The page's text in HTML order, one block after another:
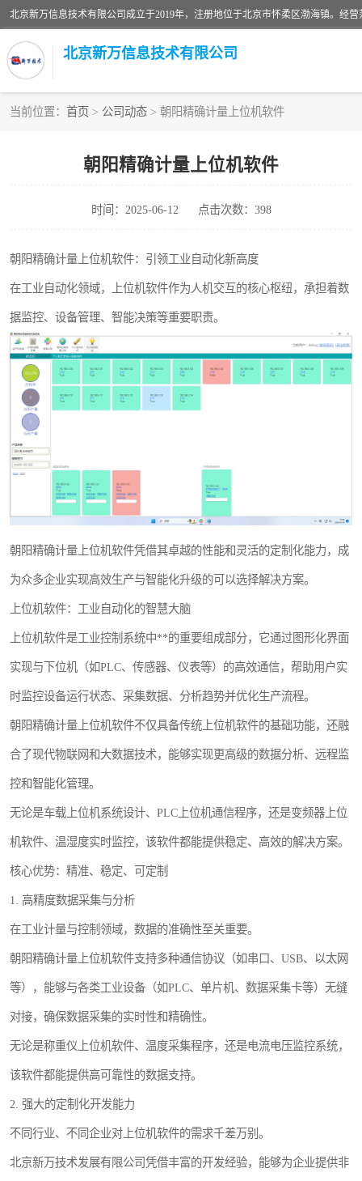
北京新万信息技术有限公司
当前位置： 首页 > 公司动态 > 朝阳精确计量上位机软件
朝阳精确计量上位机软件
时间：2025-06-12 点击次数：398
朝阳精确计量上位机软件：引领工业自动化新高度
在工业自动化领域，上位机软件作为人机交互的核心枢纽，承担着数
据监控、设备管理、智能决策等重要职责。
朝阳精确计量上位机软件凭借其卓越的性能和灵活的定制化能力，成
为众多企业实现高效生产与智能化升级的可以选择解决方案。
上位机软件：工业自动化的智慧大脑
上位机软件是工业控制系统中**的重要组成部分，它通过图形化界面
实现与下位机（如PLC、传感器、仪表等）的高效通信，帮助用户实
时监控设备运行状态、采集数据、分析趋势并优化生产流程。
朝阳精确计量上位机软件不仅具备传统上位机软件的基础功能，还融
合了现代物联网和大数据技术，能够实现更高级的数据分析、远程监
控和智能化管理。
无论是车载上位机系统设计、PLC上位机通信程序，还是变频器上位
机软件、温湿度实时监控，该软件都能提供稳定、高效的解决方案。
核心优势：精准、稳定、可定制
1. 高精度数据采集与分析
在工业计量与控制领域，数据的准确性至关重要。
朝阳精确计量上位机软件支持多种通信协议（如串口、USB、以太网
等），能够与各类工业设备（如PLC、单片机、数据采集卡等）无缝
对接，确保数据采集的实时性和精确性。
无论是称重仪上位机软件、温度采集程序，还是电流电压监控系统，
该软件都能提供高可靠性的数据支持。
2. 强大的定制化开发能力
不同行业、不同企业对上位机软件的需求千差万别。
北京新万技术发展有限公司凭借丰富的开发经验，能够为企业提供非
数据采集软件
数据采集和条码追溯
物流立库控制上位机软件
PDA手持终端WinCE上位机软件
WMS和WCS二合一
串口上位机软件
运动控制上位机软件
物流线调度控制软件
WCS仓储物流上位机软件
WMS立体仓库上位机软件